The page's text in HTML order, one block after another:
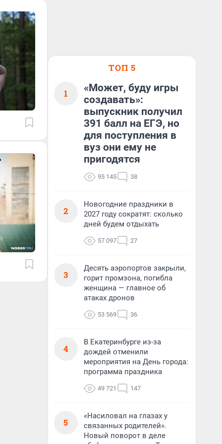
ТОП 5
1
«Может, буду игры
создавать»:
выпускник получил
391 балл на ЕГЭ, но
для поступления в
вуз они ему не
пригодятся
95 145 38
2
Новогодние праздники в
2027 году сократят: сколько
дней будем отдыхать
57 097 27
3
Десять аэропортов закрыли,
горит промзона, погибла
женщина — главное об
атаках дронов
53 569 36
4
В Екатеринбурге из-за
дождей отменили
мероприятия на День города:
программа праздника
49 721 147
5
«Насиловал на глазах у
связанных родителей».
Новый поворот в деле